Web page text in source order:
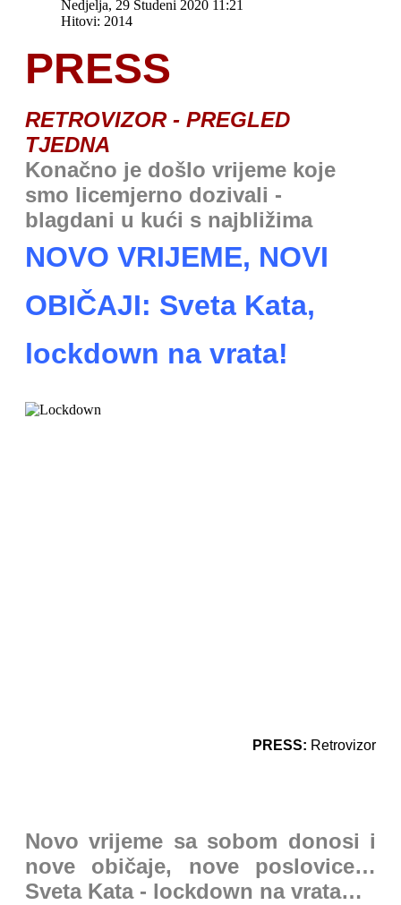
Nedjelja, 29 Studeni 2020 11:21
Hitovi: 2014
PRESS
RETROVIZOR - PREGLED
TJEDNA
Konačno je došlo vrijeme koje
smo licemjerno dozivali -
blagdani u kući s najbližima
NOVO VRIJEME, NOVI
OBIČAJI: Sveta Kata,
lockdown na vrata!
PRESS: Retrovizor
Novo vrijeme sa sobom donosi i
nove običaje, nove poslovice…
Sveta Kata - lockdown na vrata…